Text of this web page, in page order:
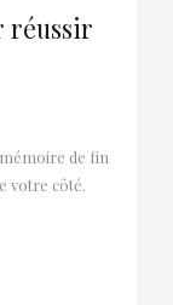
réussir
de fin
votre côté.